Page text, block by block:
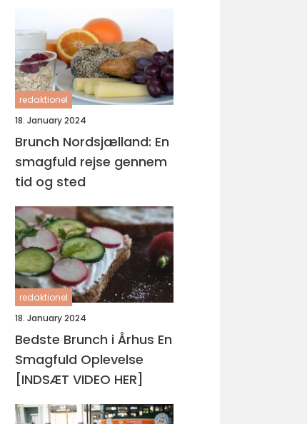
redaktionel
18. January 2024
Brunch Nordsjælland: En
smagfuld rejse gennem
tid og sted
redaktionel
18. January 2024
Bedste Brunch i Århus En
Smagfuld Oplevelse
[INDSÆT VIDEO HER]